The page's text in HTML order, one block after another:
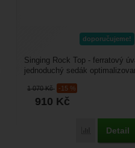
doporučujeme!
1 070Kč -15 %
910 Kč
Porovnat
Detail
Singing Rock Top - ferratový
jednoduchý sedák